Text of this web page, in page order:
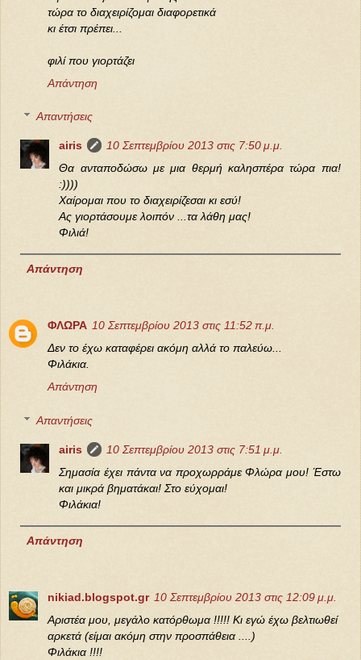
τώρα το διαχειρίζομαι διαφορετικά
κι έτσι πρέπει...
φιλί που γιορτάζει
Απάντηση
Απαντήσεις
airis
10 Σεπτεμβρίου 2013 στις 7:50 μ.μ.
Θα ανταποδώσω με μια θερμή καλησπέρα τώρα πια!
:))))
Χαίρομαι που το διαχειρίζεσαι κι εσύ!
Ας γιορτάσουμε λοιπόν ...τα λάθη μας!
Φιλιά!
Απάντηση
ΦΛΩΡΑ 10 Σεπτεμβρίου 2013 στις 11:52 π.μ.
Δεν το έχω καταφέρει ακόμη αλλά το παλεύω...
Φιλάκια.
Απάντηση
Απαντήσεις
airis
10 Σεπτεμβρίου 2013 στις 7:51 μ.μ.
Σημασία έχει πάντα να προχωρράμε Φλώρα μου! Έστω
και μικρά βηματάκαι! Στο εύχομαι!
Φιλάκια!
Απάντηση
nikiad.blogspot.gr 10 Σεπτεμβρίου 2013 στις 12:09 μ.μ.
Αριστέα μου, μεγάλο κατόρθωμα !!!!! Κι εγώ έχω βελτιωθεί
αρκετά (είμαι ακόμη στην προσπάθεια ....)
Φιλάκια !!!!